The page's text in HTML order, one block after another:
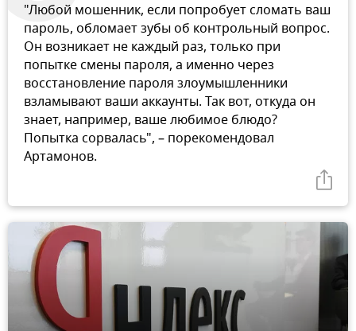
"Любой мошенник, если попробует сломать ваш
пароль, обломает зубы об контрольный вопрос.
Он возникает не каждый раз, только при
попытке смены пароля, а именно через
восстановление пароля злоумышленники
взламывают ваши аккаунты. Так вот, откуда он
знает, например, ваше любимое блюдо?
Попытка сорвалась", – порекомендовал
Артамонов.